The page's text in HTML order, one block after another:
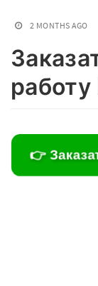
2 MONTHS AGO
👉